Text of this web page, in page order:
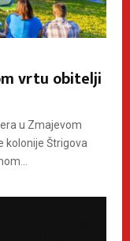
vrtu obitelji
u Zmajevom
kolonije Štrigova